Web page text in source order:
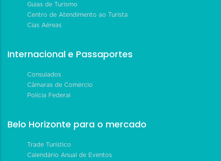
Guias de Turismo
Centro de Atendimento ao Turista
Cias Aéreas
Internacional e Passaportes
Consulados
Câmaras de Comércio
Polícia Federal
Belo Horizonte para o mercado
Trade Turístico
Calendário Anual de Eventos